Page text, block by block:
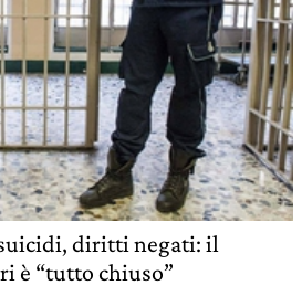
diritti negati: il
è “tutto chiuso”